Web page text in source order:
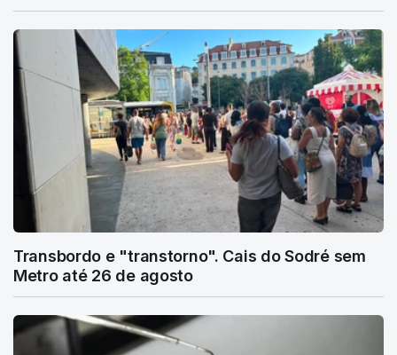
Transbordo e "transtorno". Cais do Sodré sem
Metro até 26 de agosto